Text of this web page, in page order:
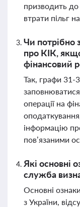
призводить до
втрати пільг
Чи потрібно
про КІК,
фінансовий
Так, графи 31-
операції на
інформацію
пов’язаними
Які основні
служба
Основні
з України,